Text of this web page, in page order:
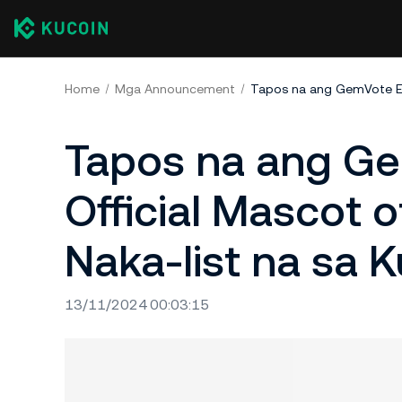
Home Mga Announcement
Tapos na ang
Official Mascot
Naka-list na sa
13/11/2024 00:03:15